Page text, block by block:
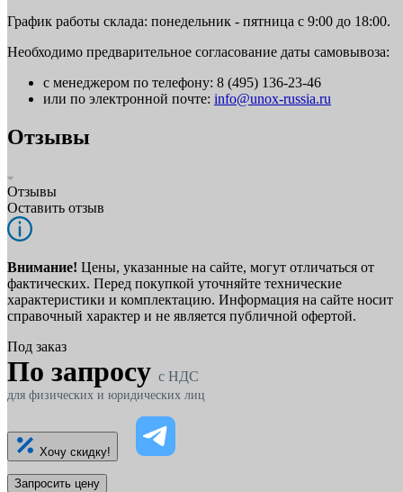
График работы склада: понедельник - пятница с 9:00 до 18:00.
Необходимо предварительное согласование даты самовывоза:
с менеджером по телефону: 8 (495) 136-23-46
или по электронной почте: info@unox-russia.ru
Отзывы
Отзывы
Оставить отзыв
Внимание! Цены, указанные на сайте, могут отличаться от
фактических. Перед покупкой уточняйте технические
характеристики и комплектацию. Информация на сайте носит
справочный характер и не является публичной офертой.
Под заказ
По запросу c НДС
для физических и юридических лиц
Хочу скидку!
Запросить цену